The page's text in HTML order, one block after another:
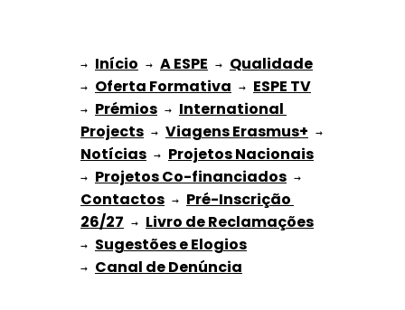
→ Início → A ESPE → Qualidade
→ Oferta Formativa → ESPE TV
→ Prémios → International
Projects → Viagens Erasmus+
Notícias → Projetos Nacionais
→ Projetos Co-financiados
Contactos → Pré-Inscrição
26/27 → Livro de Reclamações
→ Sugestões e Elogios
→